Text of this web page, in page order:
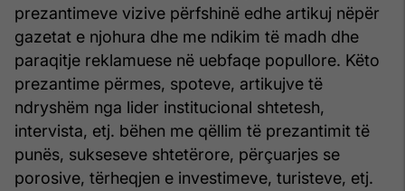
prezantimeve vizive përfshinë edhe artikuj nëpër
gazetat e njohura dhe me ndikim të madh dhe
paraqitje reklamuese në uebfaqe popullore. Këto
prezantime përmes, spoteve, artikujve të
ndryshëm nga lider institucional shtetesh,
intervista, etj. bëhen me qëllim të prezantimit të
punës, sukseseve shtetërore, përçuarjes se
porosive, tërheqjen e investimeve, turisteve, etj.